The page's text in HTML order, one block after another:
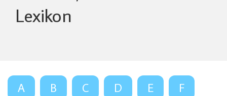
Lexikon
A B C D E F